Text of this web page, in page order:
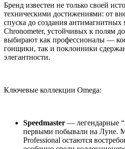
Бренд известен не только своей
техническими достижениями: от
спуска до создания антимагнитных
Chronometer, устойчивых к полям
выбирают как профессионалы —
гонщики, так и поклонники
элегантности.
Ключевые коллекции Omega:
Speedmaster — легендарные
первыми побывали на Луне.
Professional остаются